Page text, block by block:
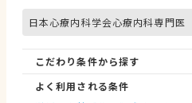
日本心療内科学会心療内科専門医
こだわり条件から探す
よく利用される条件